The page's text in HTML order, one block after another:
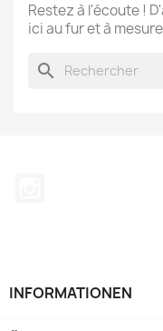
Restez à l'écoute !
ici au fur et à
search
INFORMATIONEN